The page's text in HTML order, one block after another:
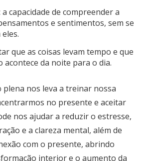
capacidade de compreender a
e sentimentos, sem se
que as coisas levam tempo e que
acontece da noite para o dia.
plena nos leva a treinar nossa
no presente e aceitar
nos ajudar a reduzir o estresse,
e a clareza mental, além de
com o presente, abrindo
interior e o aumento da